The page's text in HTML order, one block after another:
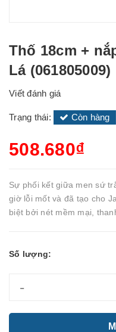
Thố 18cm +
Lá (061805009)
Viết đánh giá
Trạng thái: Còn hàng
508.680₫
Sự phối kết giữa men sứ
giờ lỗi mốt và đã tạo cho
biệt bởi nét mềm mại,
Số lượng:
-